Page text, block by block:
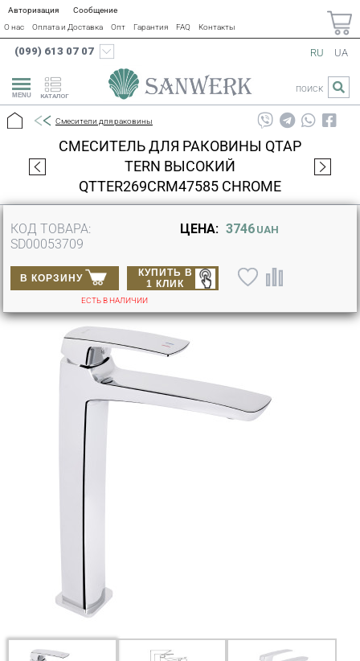
Авторизация
Сообщение
О нас
Оплата и Доставка Опт Гарантия FAQ Контакты
(099) 613 07 07
КАТАЛОГ
RU UA
ПОИСК
Смесители для раковины
СМЕСИТЕЛЬ ДЛЯ РАКОВИНЫ QTAP
TERN ВЫСОКИЙ
QTTER269CRM47585 CHROME
КОД ТОВАРА:
SD00053709
ЦЕНА: 3746 UAH
В КОРЗИНУ
КУПИТЬ В
1 КЛИК
ЕСТЬ В НАЛИЧИИ